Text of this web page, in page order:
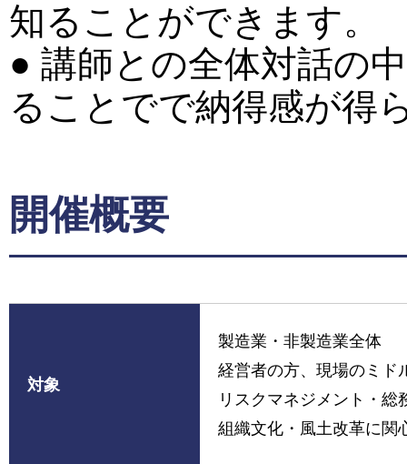
知ることができます。
● 講師との全体対話の
ることでで納得感が得
開催概要
対象
製造業・非製造業全体
経営者の方、現場のミド
リスクマネジメント・
組織文化・風土改革に関